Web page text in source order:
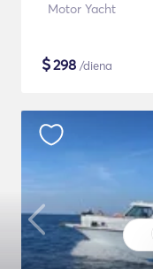
Motor Yacht
$298 /diena